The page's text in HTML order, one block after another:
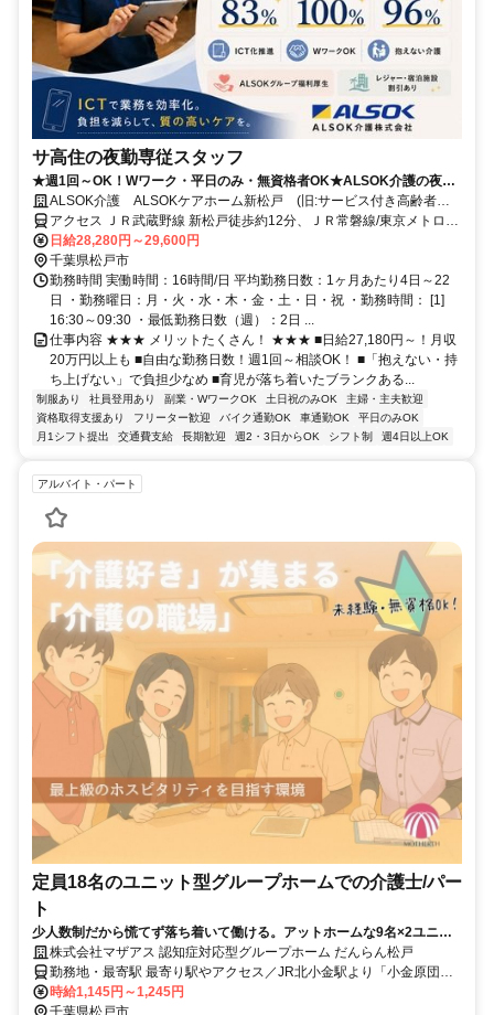
サ高住の夜勤専従スタッフ
★週1回～OK！Wワーク・平日のみ・無資格者OK★ALSOK介護の夜勤
介護スタッフ
ALSOK介護 ALSOKケアホーム新松戸 (旧:サービス付き高齢者向
け住宅 アミカの郷松戸)
アクセス ＪＲ武蔵野線 新松戸徒歩約12分、ＪＲ常磐線/東京メトロ千
代田線 北小金北口徒歩約13分
日給28,280円～29,600円
千葉県松戸市
勤務時間 実働時間：16時間/日 平均勤務日数：1ヶ月あたり4日～22
日 ・勤務曜日：月・火・水・木・金・土・日・祝 ・勤務時間： [1]
16:30～09:30 ・最低勤務日数（週）：2日 ...
仕事内容 ★★★ メリットたくさん！ ★★★ ■日給27,180円～！月収
20万円以上も ■自由な勤務日数！週1回～相談OK！ ■「抱えない・持
ち上げない」で負担少なめ ■育児が落ち着いたブランクある...
制服あり 社員登用あり 副業・WワークOK 土日祝のみOK
主婦・主夫歓迎
資格取得支援あり
フリーター歓迎 バイク通勤OK 車通勤OK
平日のみOK
月1シフト提出
交通費支給 長期歓迎 週2・3日からOK シフト制 週4日以上OK
アルバイト・パート
定員18名のユニット型グループホームでの介護士/パー
ト
少人数制だから慌てず落ち着いて働ける。アットホームな9名×2ユニッ
ト制！
株式会社マザアス 認知症対応型グループホーム だんらん松戸
勤務地・最寄駅 最寄り駅やアクセス／JR北小金駅より「小金原団地
循環右回り(01)」 または「バス案内所(０２)」行バスで8分、「御堂
時給1,145円～1,245円